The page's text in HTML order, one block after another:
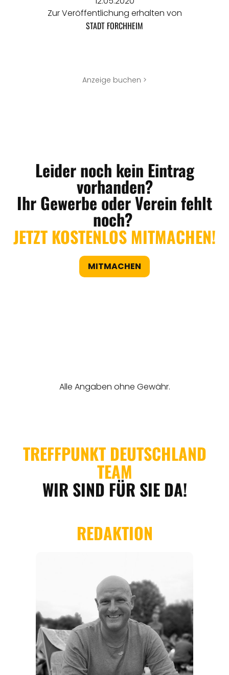
Zur Veröffentlichung erhalten von
STADT FORCHHEIM
Anzeige buchen >
Leider noch kein Eintrag
vorhanden?
Ihr Gewerbe oder Verein fehlt
noch?
JETZT KOSTENLOS MITMACHEN!
MITMACHEN